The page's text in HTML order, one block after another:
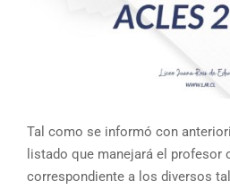
Tal como se informó con
listado que manejará el profesor
correspondiente a los diversos